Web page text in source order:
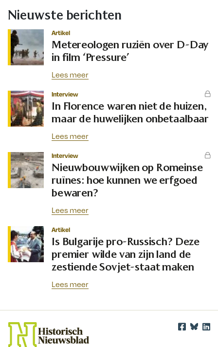
Nieuwste berichten
Artikel
Metereologen ruziën over D-Day
in film ‘Pressure’
Lees meer
Interview
In Florence waren niet de huizen,
maar de huwelijken onbetaalbaar
Lees meer
Interview
Nieuwbouwwijken op Romeinse
ruïnes: hoe kunnen we erfgoed
bewaren?
Lees meer
Artikel
Is Bulgarije pro-Russisch? Deze
premier wilde van zijn land de
zestiende Sovjet-staat maken
Lees meer